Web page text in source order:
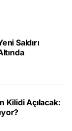
Saldırı
Kilidi Açılacak: